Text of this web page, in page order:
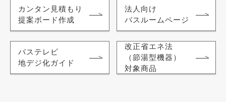
カンタン見積もり
提案ボード作成
法人向け
バスルームページ
バステレビ
地デジ化ガイド
改正省エネ法
（節湯型機器）
対象商品